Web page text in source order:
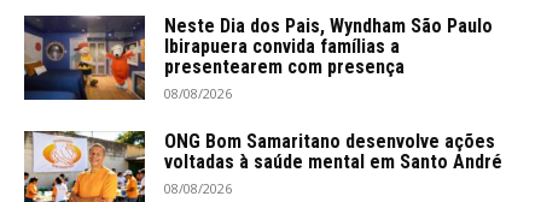
Neste Dia dos Pais, Wyndham São Paulo
Ibirapuera convida famílias a
presentearem com presença
08/08/2026
ONG Bom Samaritano desenvolve ações
voltadas à saúde mental em Santo André
08/08/2026